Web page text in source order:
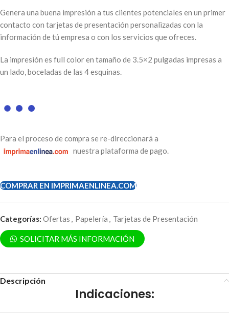
Genera una buena impresión a tus clientes potenciales en un primer
contacto con tarjetas de presentación personalizadas con la
información de tú empresa o con los servicios que ofreces.
La impresión es full color en tamaño de 3.5×2 pulgadas impresas a
un lado, boceladas de las 4 esquinas.
Para el proceso de compra se re-direccionará a
nuestra plataforma de pago.
COMPRAR EN IMPRIMAENLINEA.COM
Categorías: Ofertas , Papelería , Tarjetas de Presentación
SOLICITAR MÁS INFORMACIÓN
Descripción
Indicaciones: